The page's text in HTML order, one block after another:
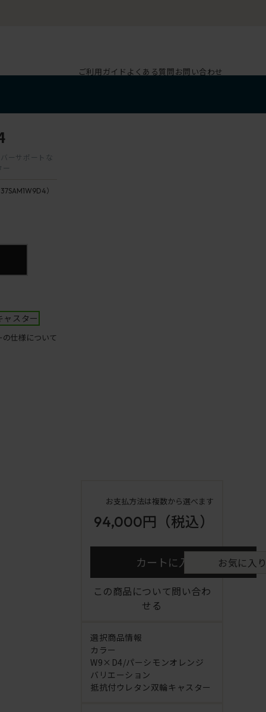
ご利用ガイド よくある質問お問い合わせ
ーサポートな
）
ャスター
の仕様について
お支払方法は複数から選べます
94,000円 （税込）
カートに入れる お気に入
この商品について問い合わ
せる
選択商品情報
カラー
W9×D4/パーシモンオレンジ
バリエーション
抵抗付ウレタン双輪キャスター